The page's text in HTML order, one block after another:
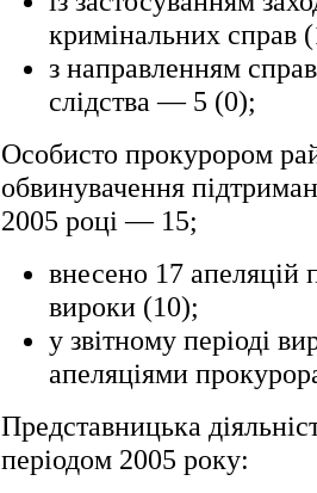
кримінальних справ
з направленням
слідства — 5 (0);
Особисто прокурором
обвинувачення
2005 році — 15;
внесено 17 апеляцій
вироки (10);
у звітному періоді
апеляціями
Представницька
періодом 2005 року: